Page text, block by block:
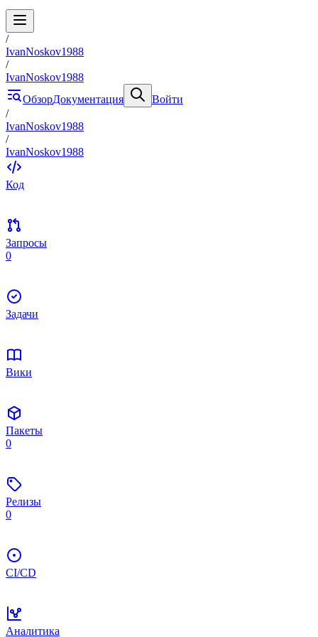
/
IvanNoskov1988
/
IvanNoskov1988
ОбзорДокументация
Войти
/
IvanNoskov1988
/
IvanNoskov1988
Код
Запросы
0
Задачи
Вики
Пакеты
0
Релизы
0
CI/CD
Аналитика